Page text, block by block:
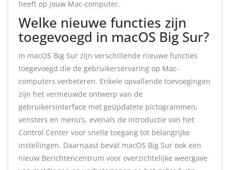
heeft op jouw Mac-computer.
Welke nieuwe functies zijn
toegevoegd in macOS Big Sur?
In macOS Big Sur zijn verschillende nieuwe functies
toegevoegd die de gebruikerservaring op Mac-
computers verbeteren. Enkele opvallende toevoegingen
zijn het vernieuwde ontwerp van de
gebruikersinterface met geüpdatete pictogrammen,
vensters en menu’s, evenals de introductie van het
Control Center voor snelle toegang tot belangrijke
instellingen. Daarnaast bevat macOS Big Sur ook een
nieuw Berichtencentrum voor overzichtelijke weergave